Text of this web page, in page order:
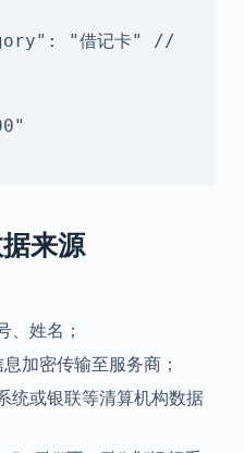
来源
、姓名；
加密传输至服务商；
统或银联等清算机构数据